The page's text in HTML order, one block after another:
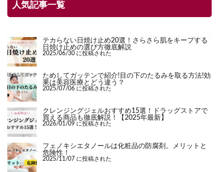
人気記事一覧
テカらない日焼け止め20選！さらさら肌をキープする
日焼け止めの選び方徹底解説
2025/06/30 に投稿された
ためしてガッテンで紹介!目の下のたるみを取る方法!効
果は美容医療とどう違う？
2025/07/06 に投稿された
クレンジングジェルおすすめ15選！ドラッグストアで
買える商品も徹底解説！【2025年最新】
2026/01/09 に投稿された
フェノキシエタノールは化粧品の防腐剤。メリットと
危険性！
2025/11/07 に投稿された